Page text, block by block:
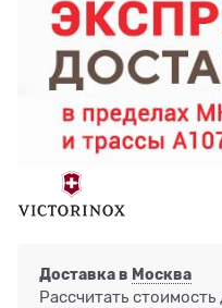
Доставка в Москва
Рассчитать стоимость